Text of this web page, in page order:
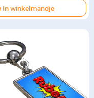
In winkelmandje